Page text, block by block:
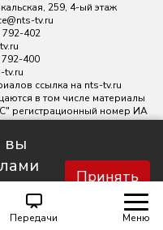
Передачи Меню
вы
Принять
259, 4-ый этаж
tv.ru
792-402
792-400
tv.ru
ссылка на nts-tv.ru
в том числе материалы
регистрационный номер ИА
Федеральной службой по
технологий и массовых
Евгений Александрович16+